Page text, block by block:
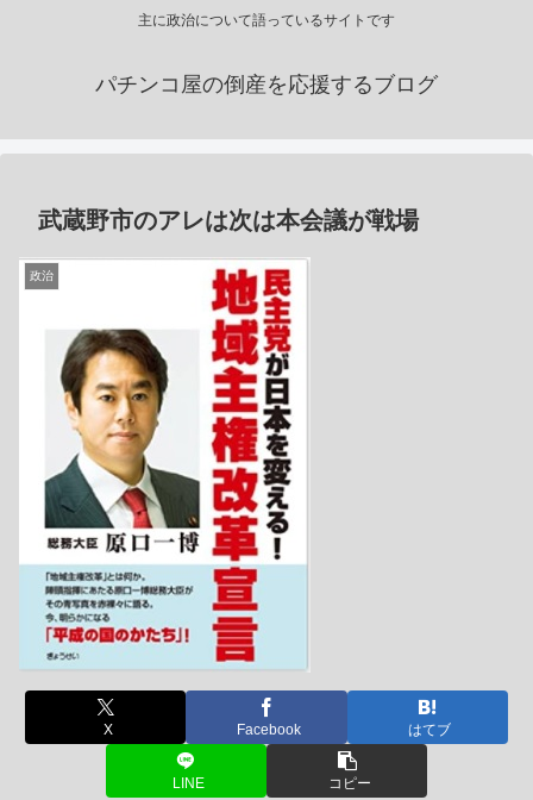
主に政治について語っているサイトです
パチンコ屋の倒産を応援するブログ
武蔵野市のアレは次は本会議が戦場
政治
X Facebook はてブ
LINE コピー